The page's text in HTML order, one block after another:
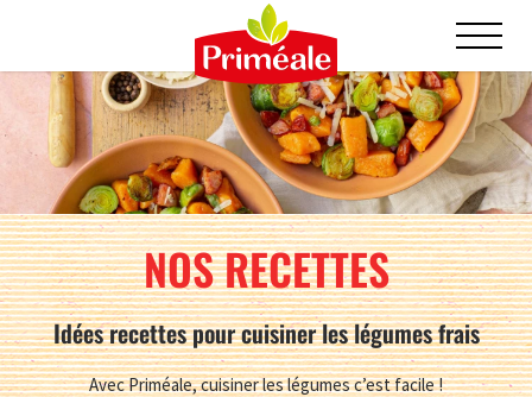
NOS RECETTES
Idées recettes pour cuisiner les légumes frais
Avec Priméale, cuisiner les légumes c’est facile !